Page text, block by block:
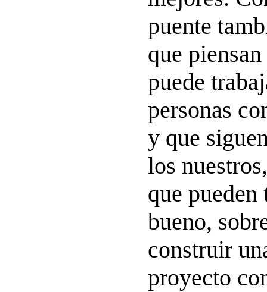
puente
que
puede
personas
y que
los
que
bueno,
construir
proyecto